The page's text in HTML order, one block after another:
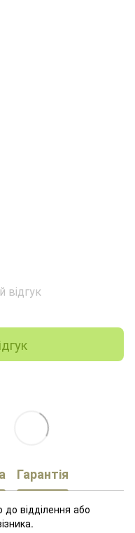
відгук
Гарантія
відділення або